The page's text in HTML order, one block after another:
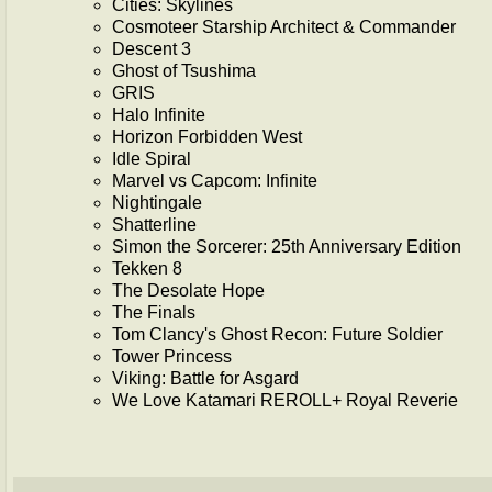
Cities: Skylines
Cosmoteer Starship Architect & Commander
Descent 3
Ghost of Tsushima
GRIS
Halo Infinite
Horizon Forbidden West
Idle Spiral
Marvel vs Capcom: Infinite
Nightingale
Shatterline
Simon the Sorcerer: 25th Anniversary Edition
Tekken 8
The Desolate Hope
The Finals
Tom Clancy's Ghost Recon: Future Soldier
Tower Princess
Viking: Battle for Asgard
We Love Katamari REROLL+ Royal Reverie